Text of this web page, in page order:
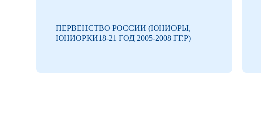
ОБРАЗОВАТЕЛЬНОГО
ФОНДА «ТАЛАНТ И
ПЕРВЕНСТВО РОССИИ (ЮНИОРЫ,
ЮНИОРКИ18-21 ГОД 2005-2008 ГГ.Р)